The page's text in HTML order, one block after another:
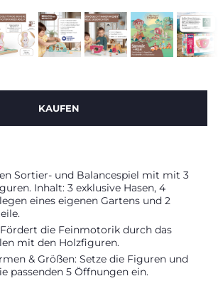
KAUFEN
Sortier- und Balancespiel mit mit 3
Inhalt: 3 exklusive Hasen, 4
eines eigenen Gartens und 2
die Feinmotorik durch das
mit den Holzfiguren.
& Größen: Setze die Figuren und
passenden 5 Öffnungen ein.